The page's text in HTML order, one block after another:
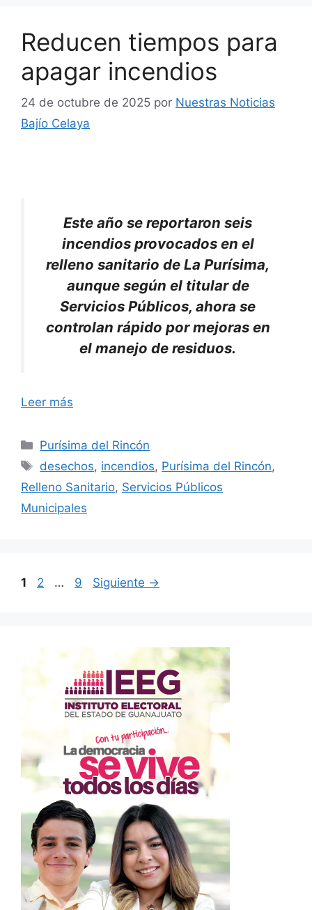
Reducen tiempos para
apagar incendios
24 de octubre de 2025 por Nuestras Noticias
Bajío Celaya
Este año se reportaron seis
incendios provocados en el
relleno sanitario de La Purísima,
aunque según el titular de
Servicios Públicos, ahora se
controlan rápido por mejoras en
el manejo de residuos.
Leer más
Categorías
Purísima del Rincón
Etiquetas
desechos, incendios, Purísima del Rincón,
Relleno Sanitario, Servicios Públicos
Municipales
Página
1 Página
2 … Página
9 Siguiente →